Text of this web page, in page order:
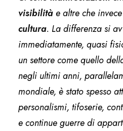
visibilitàe altre che
cultura. La differenza si
immediatamente, quasi
un settore come quello
negli ultimi anni,
mondiale, è stato spesso
personalismi, tifoserie,
e continue guerre di